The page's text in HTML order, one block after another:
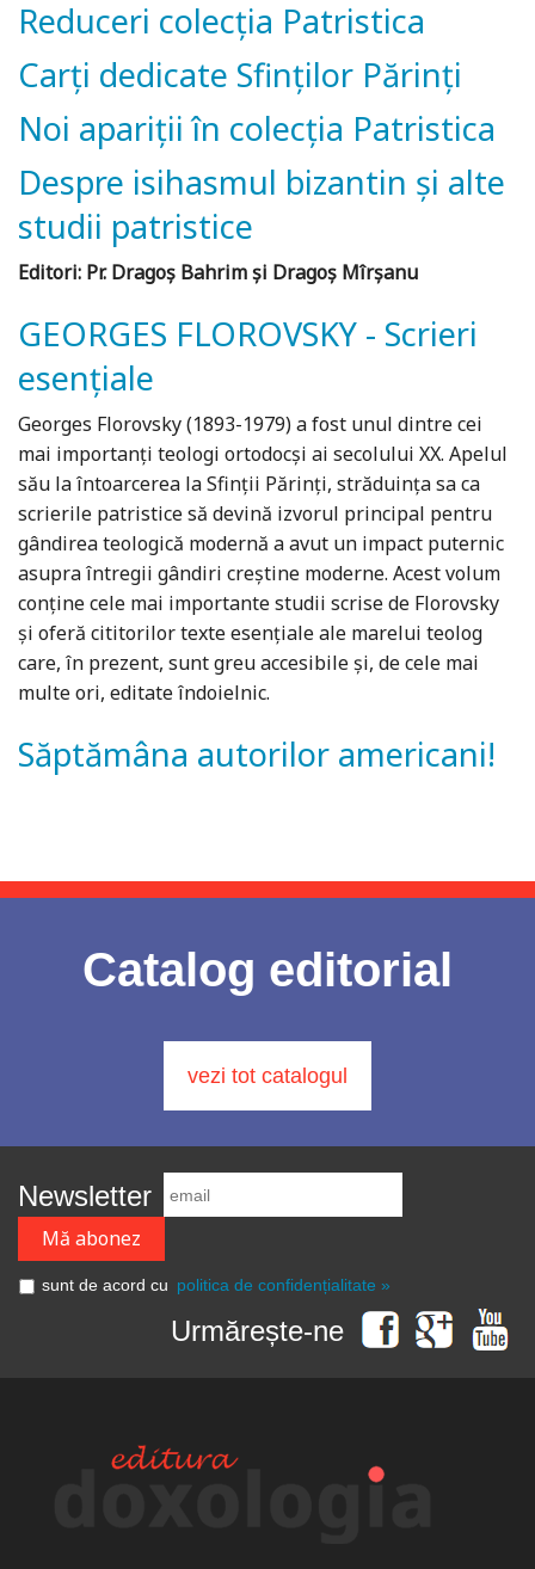
Reduceri colecția Patristica
Carți dedicate Sfinților Părinți
Noi apariții în colecția Patristica
Despre isihasmul bizantin și alte
studii patristice
Editori: Pr. Dragoș Bahrim și Dragoș Mîrșanu
GEORGES FLOROVSKY - Scrieri
esențiale
Georges Florovsky (1893-1979) a fost unul dintre cei
mai importanţi teologi ortodocşi ai secolului XX. Apelul
său la întoarcerea la Sfinţii Părinţi, străduinţa sa ca
scrierile patristice să devină izvorul principal pentru
gândirea teologică modernă a avut un impact puternic
asupra întregii gândiri creştine moderne. Acest volum
conţine cele mai importante studii scrise de Florovsky
şi oferă cititorilor texte esenţiale ale marelui teolog
care, în prezent, sunt greu accesibile şi, de cele mai
multe ori, editate îndoielnic.
Săptămâna autorilor americani!
Catalog editorial
vezi tot catalogul
Newsletter
sunt de acord cu politica de confidențialitate »
Urmărește-ne